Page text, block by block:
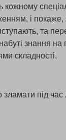
кожному
і покаже,
та
знання на
складності.
під час